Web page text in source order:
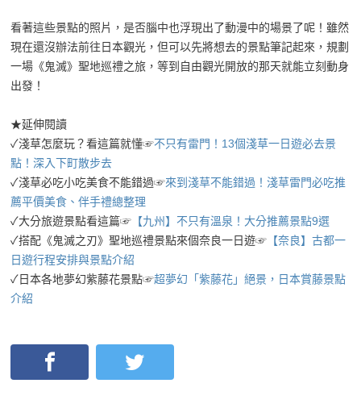
看著這些景點的照片，是否腦中也浮現出了動漫中的場景了呢！雖然
現在還沒辦法前往日本觀光，但可以先將想去的景點筆記起來，規劃
一場《鬼滅》聖地巡禮之旅，等到自由觀光開放的那天就能立刻動身
出發！
★延伸閱讀
✓淺草怎麼玩？看這篇就懂☞不只有雷門！13個淺草一日遊必去景
點！深入下町散步去
✓淺草必吃小吃美食不能錯過☞來到淺草不能錯過！淺草雷門必吃推
薦平價美食、伴手禮總整理
✓大分旅遊景點看這篇☞ 【九州】不只有溫泉！大分推薦景點9選
✓搭配《鬼滅之刃》聖地巡禮景點來個奈良一日遊☞ 【奈良】古都一
日遊行程安排與景點介紹
✓日本各地夢幻紫藤花景點☞超夢幻「紫藤花」絕景，日本賞藤景點
介紹